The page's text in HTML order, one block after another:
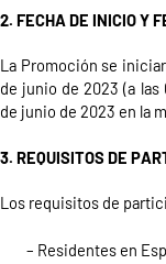
2. FECHA DE INICIO Y
La Promoción se
de junio de 2023 (a las
de junio de 2023 en la
3. REQUISITOS DE
Los requisitos de
– Residentes en